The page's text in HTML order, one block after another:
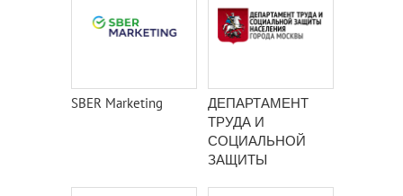
SBER Marketing
ДЕПАРТАМЕНТ
ТРУДА И
СОЦИАЛЬНОЙ
ЗАЩИТЫ